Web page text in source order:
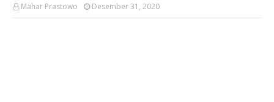
Mahar Prastowo Desember 31, 2020